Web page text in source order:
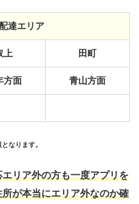
達エリア
上 田町
方面 青山方面
なります。
リア外の方も一度アプリを
が本当にエリア外なのか確